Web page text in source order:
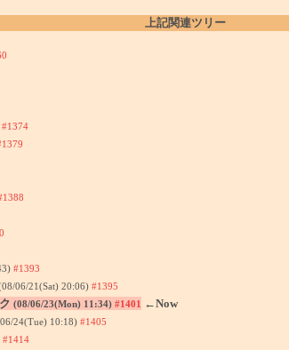
上記関連ツリー
#1374
#1393
06/21(Sat) 20:06) #1395
(08/06/23(Mon) 11:34) #1401 ←Now
24(Tue) 10:18) #1405
#1414